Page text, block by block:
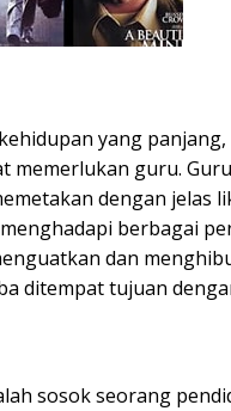
yang
memerlukan guru.
dengan jelas
berbagai
dan
ditempat tujuan
sosok seorang